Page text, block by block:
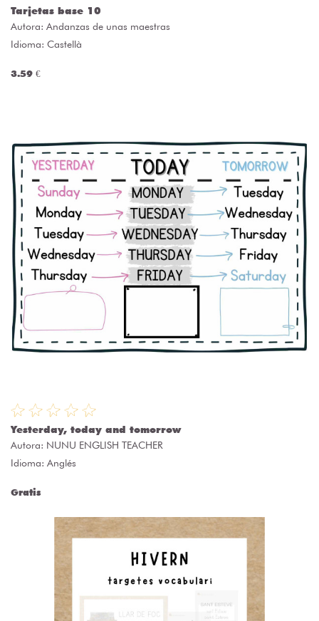
Tarjetas base 10
Autora: Andanzas de unas maestras
Idioma: Castellà
3.59 €
Yesterday, today and tomorrow
Autora: NUNU ENGLISH TEACHER
Idioma: Anglés
Gratis